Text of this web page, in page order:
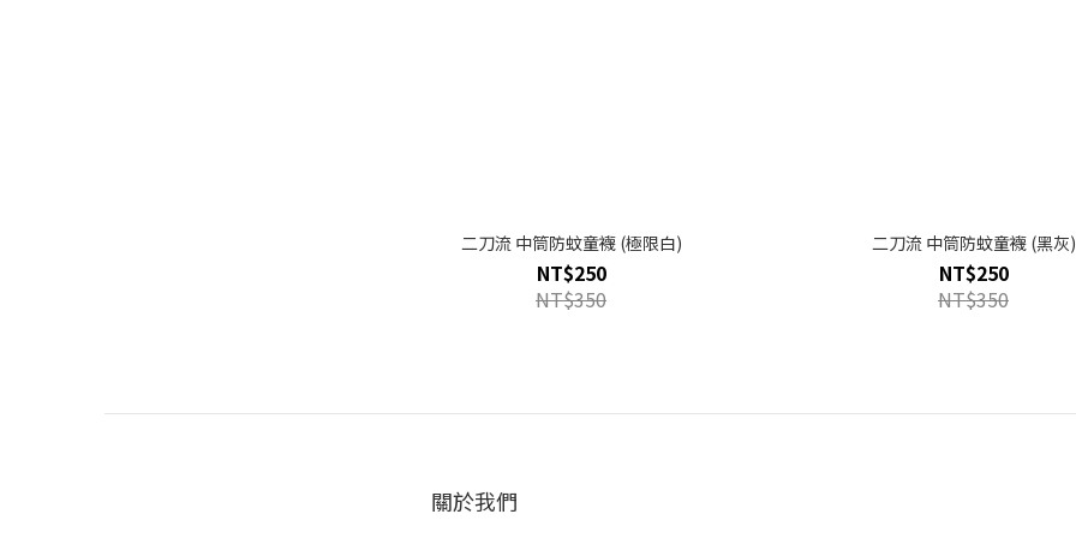
二刀流 中筒防蚊童襪 (極限白)
NT$250
NT$350
二刀流 中筒防蚊童襪 (黑灰)
NT$250
NT$350
關於我們